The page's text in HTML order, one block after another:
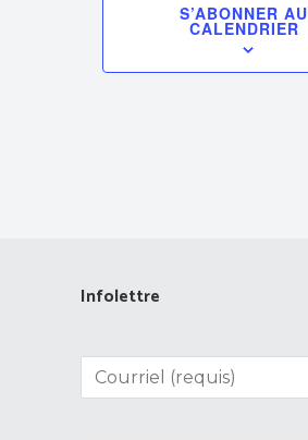
S’ABONNER AU
CALENDRIER
Infolettre